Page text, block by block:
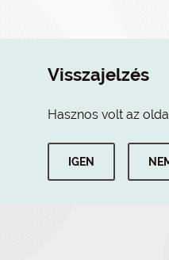
Visszajelzés
Hasznos volt az
IGEN